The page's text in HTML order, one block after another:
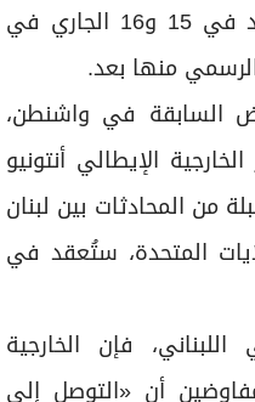
جولة التفاوض» التي ستُعقد في 15 و16 الجاري في
منها بعد.
السابقة في واشنطن،
الإيطالي أنتونيو
من المحادثات بين لبنان
المتحدة، ستُعقد في
فإن الخارجية
أن «التوصل إلى